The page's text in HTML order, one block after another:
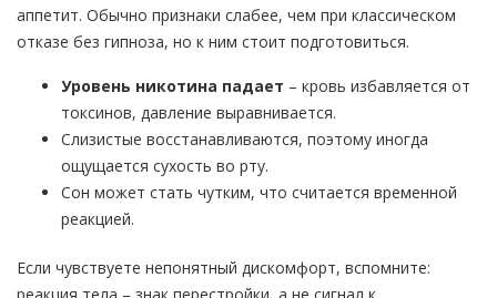
аппетит. Обычно признаки слабее, чем при классическом
отказе без гипноза, но к ним стоит подготовиться.
Уровень никотина падает – кровь избавляется от
токсинов, давление выравнивается.
Слизистые восстанавливаются, поэтому иногда
ощущается сухость во рту.
Сон может стать чутким, что считается временной
реакцией.
Если чувствуете непонятный дискомфорт, вспомните:
реакция тела – знак перестройки, а не сигнал к